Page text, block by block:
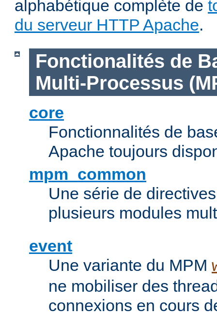
alphabétique complète de
du serveur HTTP Apache.
Fonctionalités de
Multi-Processus
core
Fonctionnalités de
Apache toujours
mpm_common
Une série de
plusieurs modules
event
Une variante du MPM
ne mobiliser des
connexions en cours